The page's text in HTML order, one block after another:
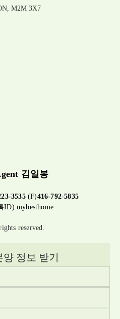
M2M 3X7
김일봉
3535(F)416-792-5835
ID) mybesthome
reserved.
정보 받기